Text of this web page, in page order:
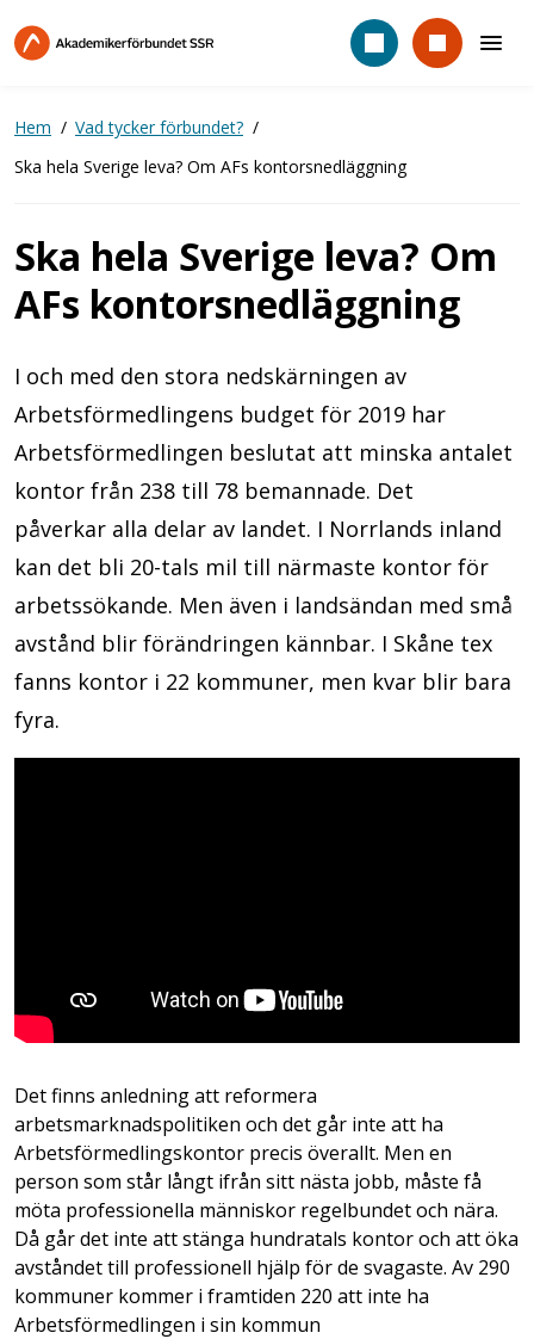
till
Hem
Vad tycker förbundet?
Ska hela Sverige leva? Om AFs kontorsnedläggning
Ska hela Sverige leva? Om
AFs kontorsnedläggning
I och med den stora nedskärningen av
Arbetsförmedlingens budget för 2019 har
Arbetsförmedlingen beslutat att minska antalet
kontor från 238 till 78 bemannade. Det
påverkar alla delar av landet. I Norrlands inland
kan det bli 20-tals mil till närmaste kontor för
arbetssökande. Men även i landsändan med små
avstånd blir förändringen kännbar. I Skåne tex
fanns kontor i 22 kommuner, men kvar blir bara
fyra.
Det finns anledning att reformera
arbetsmarknadspolitiken och det går inte att ha
Arbetsförmedlingskontor precis överallt. Men en
person som står långt ifrån sitt nästa jobb, måste få
möta professionella människor regelbundet och nära.
Då går det inte att stänga hundratals kontor och att öka
avståndet till professionell hjälp för de svagaste. Av 290
kommuner kommer i framtiden 220 att inte ha
Arbetsförmedlingen i sin kommun